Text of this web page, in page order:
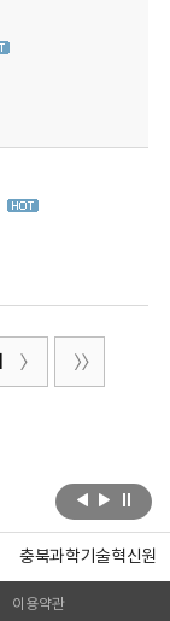
충북과학기술혁신원
이용약관